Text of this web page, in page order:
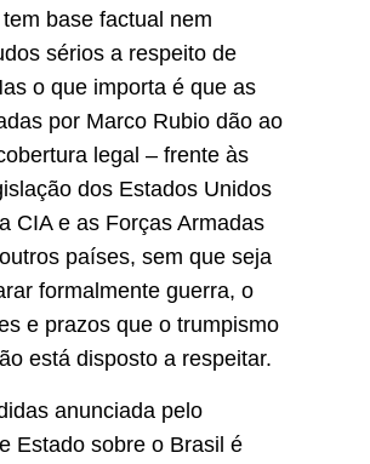
tem base factual nem
sérios a respeito de
o que importa é que as
por Marco Rubio dão ao
legal – frente às
dos Estados Unidos
CIA e as Forças Armadas
países, sem que seja
formalmente guerra, o
e prazos que o trumpismo
está disposto a respeitar.
anunciada pelo
Estado sobre o Brasil é